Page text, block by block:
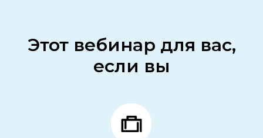
Этот вебинар для вас,
если вы